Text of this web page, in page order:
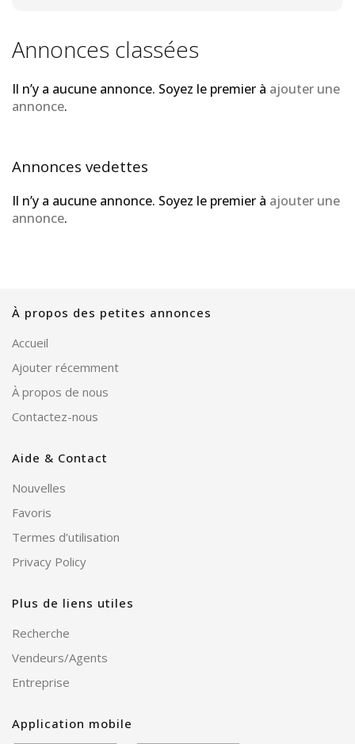
Annonces classées
Il n’y a aucune annonce. Soyez le premier à ajouter une
annonce.
Annonces vedettes
Il n’y a aucune annonce. Soyez le premier à ajouter une
annonce.
À propos des petites annonces
Accueil
Ajouter récemment
À propos de nous
Contactez-nous
Aide & Contact
Nouvelles
Favoris
Termes d’utilisation
Privacy Policy
Plus de liens utiles
Recherche
Vendeurs/Agents
Entreprise
Application mobile